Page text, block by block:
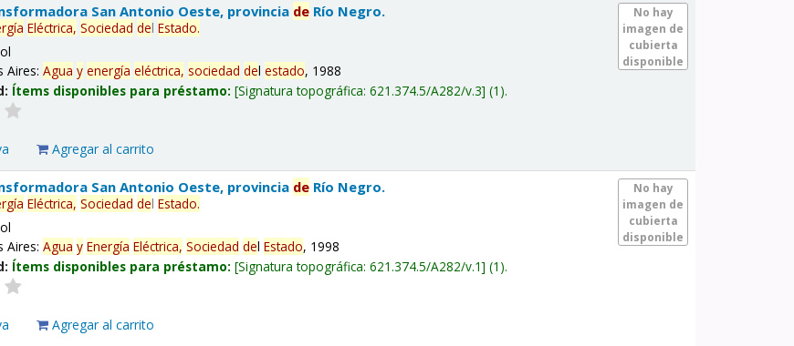
No hay
imagen de
cubierta
disponible
San Antonio Oeste, provincia de Río Negro.
Eléctrica, Sociedad delEstado.
Aires:Agua y energía eléctrica, sociedad delestado, 1988
Ítems disponibles para préstamo: Signatura topográfica:621.374.5/A282/v.3 (1).
Agregar al carrito
No hay
imagen de
cubierta
disponible
San Antonio Oeste, provincia de Río Negro.
Eléctrica, Sociedad delEstado.
Aires:Agua y Energía Eléctrica, Sociedad delEstado, 1998
Ítems disponibles para préstamo: Signatura topográfica:621.374.5/A282/v.1 (1).
Agregar al carrito